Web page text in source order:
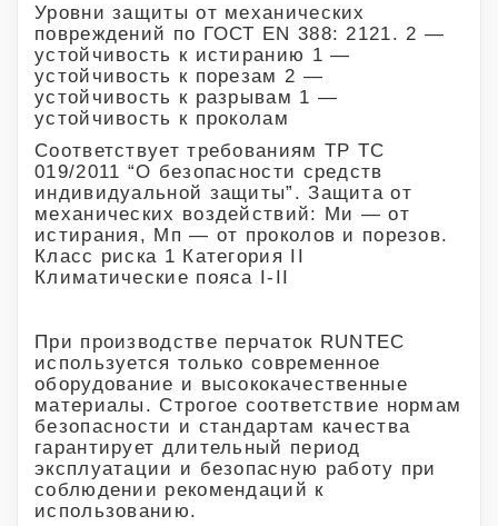
Уровни защиты от механических
повреждений по ГОСТ EN 388: 2121. 2 —
устойчивость к истиранию 1 —
устойчивость к порезам 2 —
устойчивость к разрывам 1 —
устойчивость к проколам
Соответствует требованиям ТР ТС
019/2011 “О безопасности средств
индивидуальной защиты”. Защита от
механических воздействий: Ми — от
истирания, Мп — от проколов и порезов.
Класс риска 1 Категория II
Климатические пояса I-II
При производстве перчаток RUNTEC
используется только современное
оборудование и высококачественные
материалы. Строгое соответствие нормам
безопасности и стандартам качества
гарантирует длительный период
эксплуатации и безопасную работу при
соблюдении рекомендаций к
использованию.